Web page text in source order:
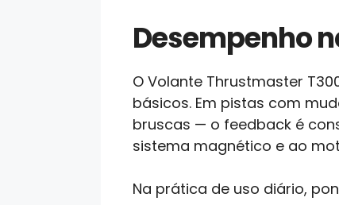
Desempenho
O Volante Thrustmaster
básicos. Em pistas com
bruscas — o feedback é
sistema magnético e ao
Na prática de uso diário,